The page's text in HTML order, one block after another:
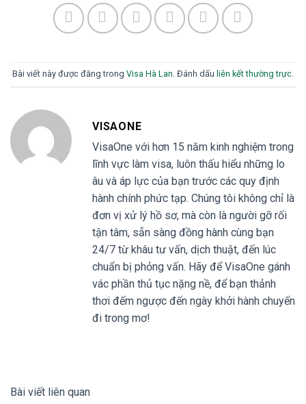
Bài viết này được đăng trong Visa Hà Lan. Đánh dấu liên kết thường trực.
VISAONE
VisaOne với hơn 15 năm kinh nghiệm trong
lĩnh vực làm visa, luôn thấu hiểu những lo
âu và áp lực của bạn trước các quy định
hành chính phức tạp. Chúng tôi không chỉ là
đơn vị xử lý hồ sơ, mà còn là người gỡ rối
tận tâm, sẵn sàng đồng hành cùng bạn
24/7 từ khâu tư vấn, dịch thuật, đến lúc
chuẩn bị phỏng vấn. Hãy để VisaOne gánh
vác phần thủ tục nặng nề, để bạn thảnh
thơi đếm ngược đến ngày khởi hành chuyến
đi trong mơ!
Bài viết liên quan